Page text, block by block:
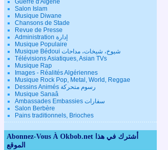
Guerre d'Algérie
Salon Islam
Musique Diwane
Chansons de Stade
Revue de Presse
Administration إدارة
Musique Populaire
Musique Bédoui شيوخ، شيخات، مداحات
Télévisions Asiatiques, Asian TVs
Musique Rap
Images - Réalités Algériennes
Musique Rock Pop, Metal, World, Reggae
Dessins Animés رسوم متحركة
Musique Sanaâ
Ambassades Embassies سفارات
Salon Berbère
Pains traditionnels, Brioches
Abonnez-Vous À Okbob.net أشترك في هذا
الموقع